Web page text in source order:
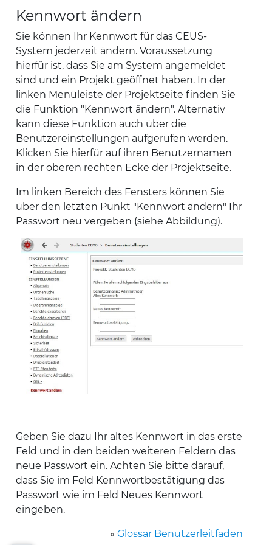
Kennwort ändern
Sie können Ihr Kennwort für das CEUS-
System jederzeit ändern. Voraussetzung
hierfür ist, dass Sie am System angemeldet
sind und ein Projekt geöffnet haben. In der
linken Menüleiste der Projektseite finden Sie
die Funktion "Kennwort ändern". Alternativ
kann diese Funktion auch über die
Benutzereinstellungen aufgerufen werden.
Klicken Sie hierfür auf ihren Benutzernamen
in der oberen rechten Ecke der Projektseite.
Im linken Bereich des Fensters können Sie
über den letzten Punkt "Kennwort ändern" Ihr
Passwort neu vergeben (siehe Abbildung).
Geben Sie dazu Ihr altes Kennwort in das erste
Feld und in den beiden weiteren Feldern das
neue Passwort ein. Achten Sie bitte darauf,
dass Sie im Feld Kennwortbestätigung das
Passwort wie im Feld Neues Kennwort
eingeben.
»Glossar Benutzerleitfaden